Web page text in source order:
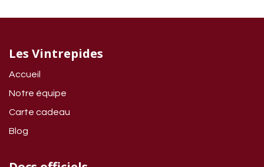
Les Vintrepides
Accueil
Notre équipe
Carte cadeau
Blog